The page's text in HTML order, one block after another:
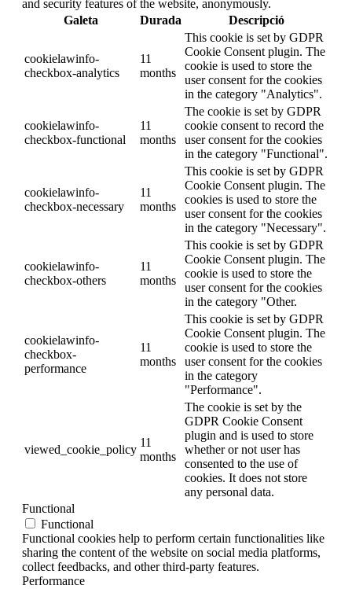
and security features of the website, anonymously.
Galeta
Durada Descripció
cookielawinfo-
checkbox-analytics
11
months
This cookie is set by GDPR
Cookie Consent plugin. The
cookie is used to store the
user consent for the cookies
in the category "Analytics".
cookielawinfo-
checkbox-functional
11
months
The cookie is set by GDPR
cookie consent to record the
user consent for the cookies
in the category "Functional".
cookielawinfo-
checkbox-necessary
11
months
This cookie is set by GDPR
Cookie Consent plugin. The
cookies is used to store the
user consent for the cookies
in the category "Necessary".
cookielawinfo-
checkbox-others
11
months
This cookie is set by GDPR
Cookie Consent plugin. The
cookie is used to store the
user consent for the cookies
in the category "Other.
cookielawinfo-
checkbox-
performance
11
months
This cookie is set by GDPR
Cookie Consent plugin. The
cookie is used to store the
user consent for the cookies
in the category
"Performance".
viewed_cookie_policy
11
months
The cookie is set by the
GDPR Cookie Consent
plugin and is used to store
whether or not user has
consented to the use of
cookies. It does not store
any personal data.
Functional
Functional
Functional cookies help to perform certain functionalities like
sharing the content of the website on social media platforms,
collect feedbacks, and other third-party features.
Performance